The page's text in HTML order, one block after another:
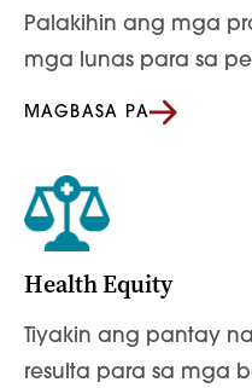
Palakihin ang mga
mga lunas para sa
MAGBASA PA
Health Equity
Tiyakin ang pantay
resulta para sa mga